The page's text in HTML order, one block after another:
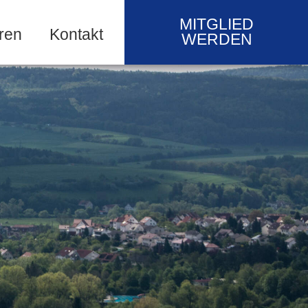
Kontakt
MITGLIED
WERDEN